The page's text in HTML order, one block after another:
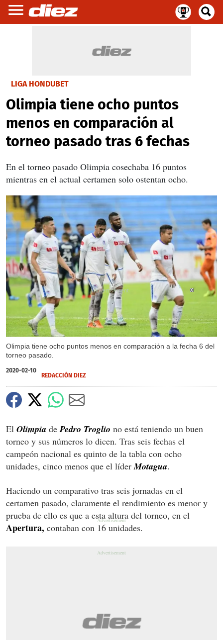
LIGA HONDUBET
Olimpia tiene ocho puntos
menos en comparación al
torneo pasado tras 6 fechas
En el torneo pasado Olimpia cosechaba 16 puntos
mientras en el actual certamen solo ostentan ocho.
Olimpia tiene ocho puntos menos en comparación a la fecha 6 del
torneo pasado.
X
X
2020-02-10
REDACCIÓN DIEZ
El Olimpia de Pedro Troglio no está teniendo un buen
torneo y sus números lo dicen. Tras seis fechas el
campeón nacional es quinto de la tabla con ocho
unidades, cinco menos que el líder Motagua.
Haciendo un comparativo tras seis jornadas en el
certamen pasado, claramente el rendimiento es menor y
prueba de ello es que a esta altura del torneo, en el
Apertura, contaban con 16 unidades.